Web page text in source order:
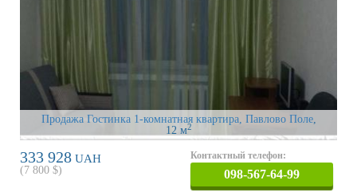
Продажа Гостинка 1-комнатная квартира, Павлово Поле,
12 м2
333 928 UAH
(7 800 $)
Контактный телефон:
098-567-64-99